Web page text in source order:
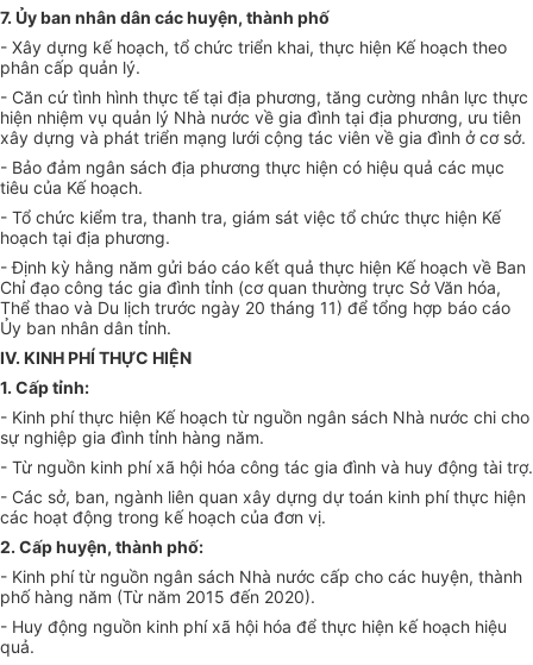
7. Ủy ban nhân dân các huyện, thành phố
- Xây dựng kế hoạch, tổ chức triển khai, thực hiện Kế hoạch theo
phân cấp quản lý.
- Căn cứ tình hình thực tế tại địa phương, tăng cường nhân lực thực
hiện nhiệm vụ quản lý Nhà nước về gia đình tại địa phương, ưu tiên
xây dựng và phát triển mạng lưới cộng tác viên về gia đình ở cơ sở.
- Bảo đảm ngân sách địa phương thực hiện có hiệu quả các mục
tiêu của Kế hoạch.
- Tổ chức kiểm tra, thanh tra, giám sát việc tổ chức thực hiện Kế
hoạch tại địa phương.
- Định kỳ hằng năm gửi báo cáo kết quả thực hiện Kế hoạch về Ban
Chỉ đạo công tác gia đình tỉnh (cơ quan thường trực Sở Văn hóa,
Thể thao và Du lịch trước ngày 20 tháng 11) để tổng hợp báo cáo
Ủy ban nhân dân tỉnh.
IV. KINH PHÍ THỰC HIỆN
1. Cấp tỉnh:
- Kinh phí thực hiện Kế hoạch từ nguồn ngân sách Nhà nước chi cho
sự nghiệp gia đình tỉnh hàng năm.
- Từ nguồn kinh phí xã hội hóa công tác gia đình và huy động tài trợ.
- Các sở, ban, ngành liên quan xây dựng dự toán kinh phí thực hiện
các hoạt động trong kế hoạch của đơn vị.
2. Cấp huyện, thành phố:
- Kinh phí từ nguồn ngân sách Nhà nước cấp cho các huyện, thành
phố hàng năm (Từ năm 2015 đến 2020).
- Huy động nguồn kinh phí xã hội hóa để thực hiện kế hoạch hiệu
quả.